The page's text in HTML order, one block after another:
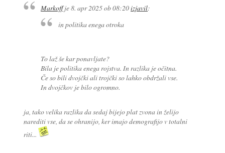
Markoffje8. apr 2025 ob 08:20izjavil:
in politika enega otroka
To laž še kar ponavljate?
Bila je politika enegarojstva. In razlika je očitna.
Če so bili dvojčki ali trojčki so lahko obdržali vse.
In dvojčkov je bilo ogromno.
ja, tako velika razlika da sedaj bijejo plat zvona in želijo
narediti vse, da se ohranijo, ker imajo demografijo v totalni
riti...